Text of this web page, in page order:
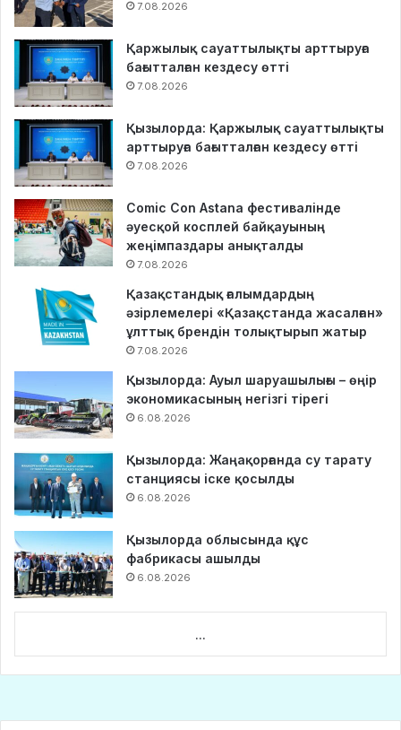
7.08.2026
Қаржылық сауаттылықты арттыруға
бағытталған кездесу өтті
7.08.2026
Қызылорда: Қаржылық сауаттылықты
арттыруға бағытталған кездесу өтті
7.08.2026
Comic Con Astana фестивалінде
әуесқой косплей байқауының
жеңімпаздары анықталды
7.08.2026
Қазақстандық ғалымдардың
әзірлемелері «Қазақстанда жасалған»
ұлттық брендін толықтырып жатыр
7.08.2026
Қызылорда: Ауыл шаруашылығы – өңір
экономикасының негізгі тірегі
6.08.2026
Қызылорда: Жаңақорғанда су тарату
станциясы іске қосылды
6.08.2026
Қызылорда облысында құс
фабрикасы ашылды
6.08.2026
...